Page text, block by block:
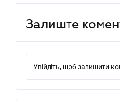
Залиште
Увійдіть, щоб залишити